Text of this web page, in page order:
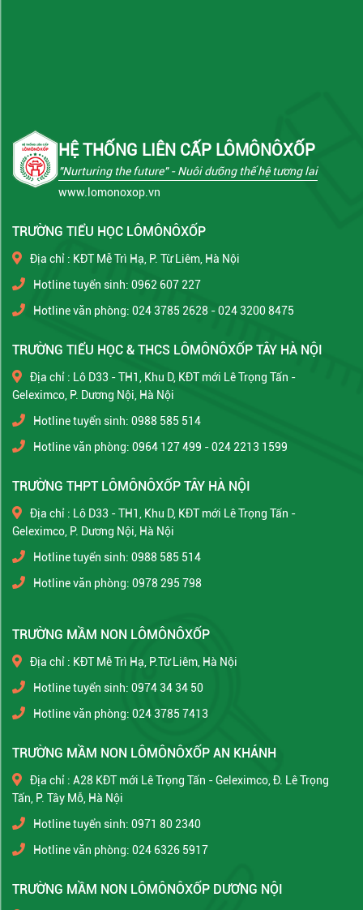
HỆ THỐNG LIÊN CẤP LÔMÔNÔXỐP
"Nurturing the future"- Nuôi dưỡng thế hệ tương lai
www.lomonoxop.vn
TRƯỜNG TIỂU HỌC LÔMÔNÔXỐP
Địa chỉ : KĐT Mễ Trì Hạ, P. Từ Liêm, Hà Nội
Hotline tuyển sinh: 0962 607 227
Hotline văn phòng: 024 3785 2628 - 024 3200 8475
TRƯỜNG TIỂU HỌC & THCS LÔMÔNÔXỐP TÂY HÀ NỘI
Địa chỉ : Lô D33 - TH1, Khu D, KĐT mới Lê Trọng Tấn -
Geleximco, P. Dương Nội, Hà Nội
Hotline tuyển sinh: 0988 585 514
Hotline văn phòng: 0964 127 499 - 024 2213 1599
TRƯỜNG THPT LÔMÔNÔXỐP TÂY HÀ NỘI
Địa chỉ : Lô D33 - TH1, Khu D, KĐT mới Lê Trọng Tấn -
Geleximco, P. Dương Nội, Hà Nội
Hotline tuyển sinh: 0988 585 514
Hotline văn phòng: 0978 295 798
TRƯỜNG MẦM NON LÔMÔNÔXỐP
Địa chỉ : KĐT Mễ Trì Hạ, P.Từ Liêm, Hà Nội
Hotline tuyển sinh: 0974 34 34 50
Hotline văn phòng: 024 3785 7413
TRƯỜNG MẦM NON LÔMÔNÔXỐP AN KHÁNH
Địa chỉ : A28 KĐT mới Lê Trọng Tấn - Geleximco, Đ. Lê Trọng
Tấn, P. Tây Mỗ, Hà Nội
Hotline tuyển sinh: 0971 80 2340
Hotline văn phòng: 024 6326 5917
TRƯỜNG MẦM NON LÔMÔNÔXỐP DƯƠNG NỘI